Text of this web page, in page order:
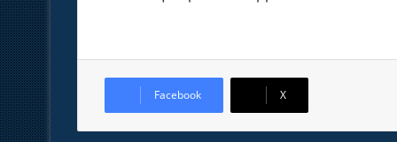
Facebook X